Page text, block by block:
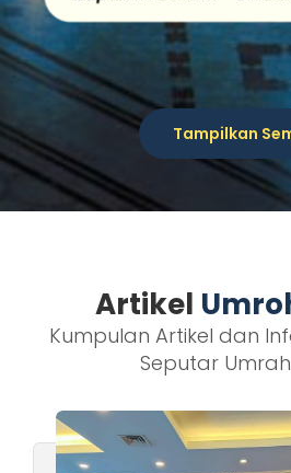
Tampilkan
Artikel
Kumpulan Artikel dan
Seputar